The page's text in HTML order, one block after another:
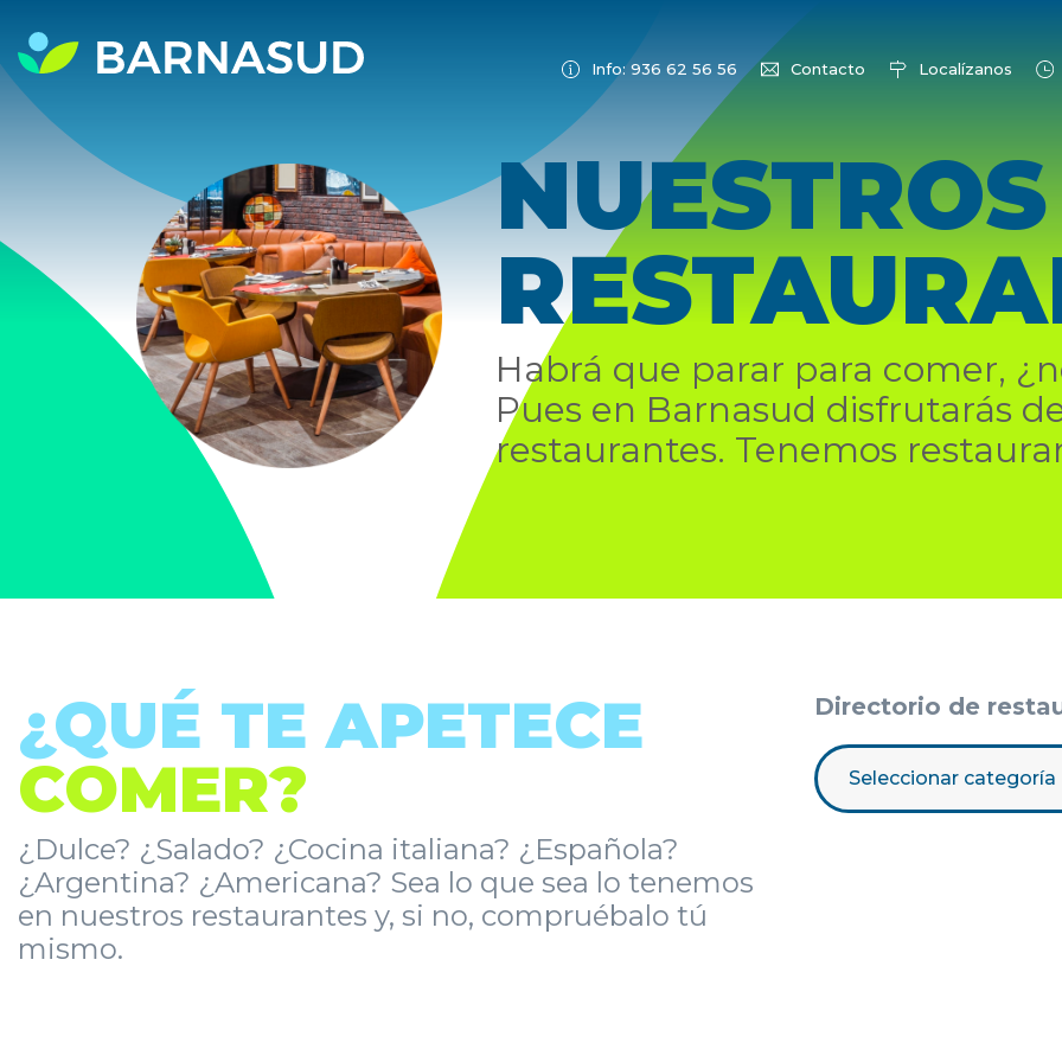
Info: 936 62 56 56 Contacto Localízanos
NUESTROS
Habrá que parar para comer,
Pues en Barnasud disfrutarás
restaurantes. Tenemos
¿QUÉ TE APETECE
COMER?
¿Dulce? ¿Salado? ¿Cocina italiana? ¿Española?
¿Argentina? ¿Americana? Sea lo que sea lo tenemos
en nuestros restaurantes y, si no, compruébalo tú
mismo.
Directorio de
Seleccionar categoría